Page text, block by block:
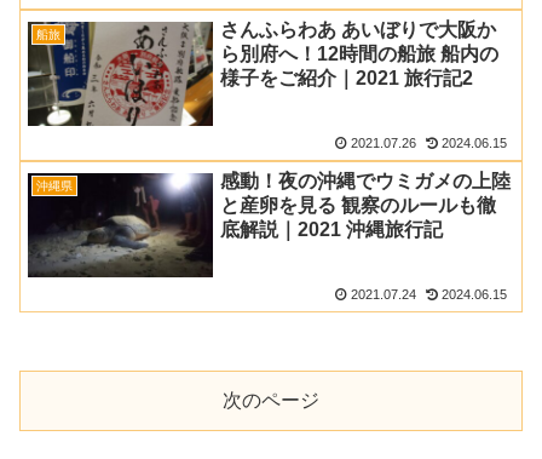
船旅
さんふらわあ あいぼりで大阪か
ら別府へ！12時間の船旅 船内の
様子をご紹介｜2021 旅行記2
2021.07.26 2024.06.15
沖縄県
感動！夜の沖縄でウミガメの上陸
と産卵を見る 観察のルールも徹
底解説｜2021 沖縄旅行記
2021.07.24 2024.06.15
次のページ